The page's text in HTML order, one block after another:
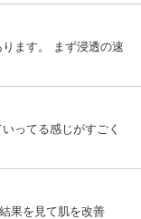
ます。 まず浸透の速
ってる感じがすごく
果を見て肌を改善